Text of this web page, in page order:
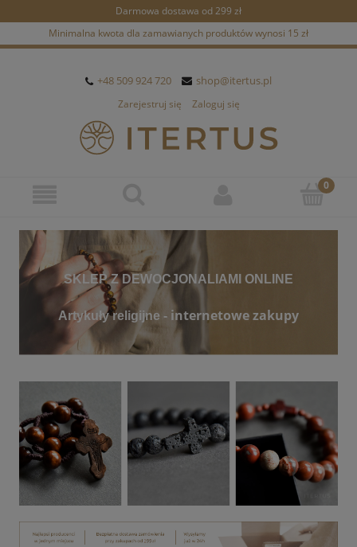
Darmowa dostawa od 299 zł
Minimalna kwota dla zamawianych produktów wynosi 15 zł
+48 509 924 720 shop@itertus.pl
Zarejestruj się Zaloguj się
SKLEP Z DEWOCJONALIAMI ONLINE
Artykuły religijne - internetowe zakupy